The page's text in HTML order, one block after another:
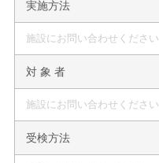
実施方法
施設にお問い合わせください
対 象 者
施設にお問い合わせください
受検方法